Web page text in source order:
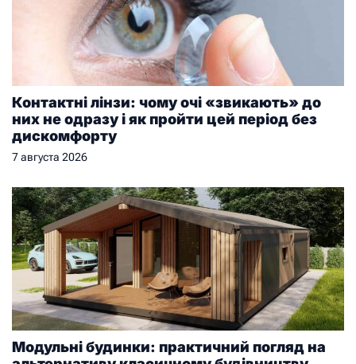
Контактні лінзи: чому очі «звикають» до
них не одразу і як пройти цей період без
дискомфорту
7 августа 2026
Модульні будинки: практичний погляд на